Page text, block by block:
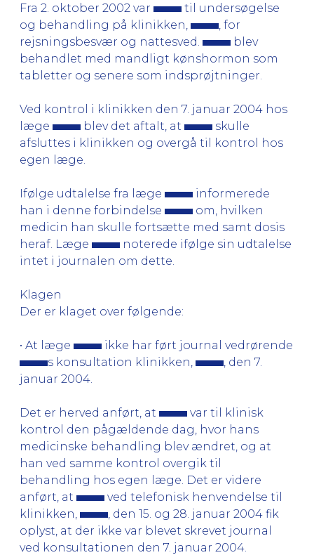
Fra 2. oktober 2002 var
til undersøgelse
og behandling på klinikken,
, for
rejsningsbesvær og nattesved.
blev
behandlet med mandligt kønshormon som
tabletter og senere som indsprøjtninger.
Ved kontrol i klinikken den 7. januar 2004 hos
læge
blev det aftalt, at
skulle
afsluttes i klinikken og overgå til kontrol hos
egen læge.
Ifølge udtalelse fra læge
informerede
han i denne forbindelse
om, hvilken
medicin han skulle fortsætte med samt dosis
heraf. Læge
noterede ifølge sin udtalelse
intet i journalen om dette.
Klagen
Der er klaget over følgende:
• At læge
ikke har ført journal vedrørende
s konsultation klinikken,
, den 7.
januar 2004.
Det er herved anført, at
var til klinisk
kontrol den pågældende dag, hvor hans
medicinske behandling blev ændret, og at
han ved samme kontrol overgik til
behandling hos egen læge. Det er videre
anført, at
ved telefonisk henvendelse til
klinikken,
, den 15. og 28. januar 2004 fik
oplyst, at der ikke var blevet skrevet journal
ved konsultationen den 7. januar 2004.